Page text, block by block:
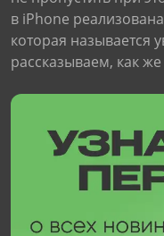
в iPhone
которая называется
рассказываем, как